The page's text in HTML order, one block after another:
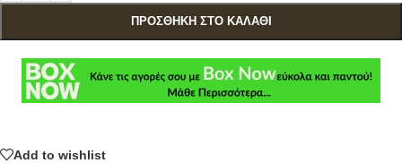
ΠΡΟΣΘΉΚΗ ΣΤΟ ΚΑΛΆΘΙ
Add to wishlist